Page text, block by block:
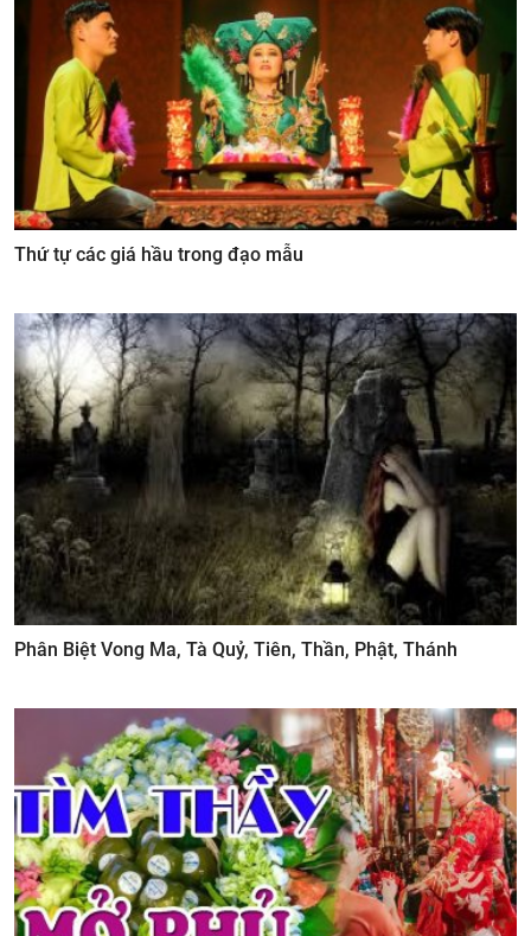
Thứ tự các giá hầu trong đạo mẫu
Phân Biệt Vong Ma, Tà Quỷ, Tiên, Thần, Phật, Thánh